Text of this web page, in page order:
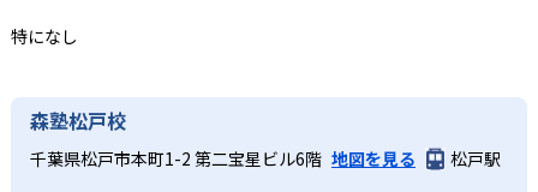
とQUREOオリジナル教材を使ったメインパートで基礎概念
を網羅。中級コースではJavaScriptを中心に学び、スモー
ルステップで徐々に本格的なコーディングに挑戦してい
グを学びたい人
ージやゲームなどを作りながら楽しくプログラミングを学
ぶ。JavaScriptを中心に学び、スモールステップで徐々に
本格的なコーディングに挑戦していく。カリキュラムは
め、事前に教室ごとに確認が必要だ。機材の購入は原則不
要とされているが、教室によっては持ち込みのパソコンで
授業を行う場合もある。その他、一部の教室では特定のコ
ースしか開講していない場合もあるなど、教室によって状
特になし
森塾松戸校
千葉県松戸市本町1-2 第二宝星ビル6階 地図を見る
松戸駅